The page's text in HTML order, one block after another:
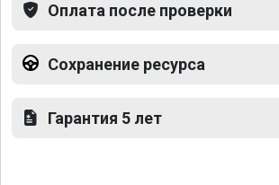
Оплата после проверки
Сохранение ресурса
Гарантия 5 лет